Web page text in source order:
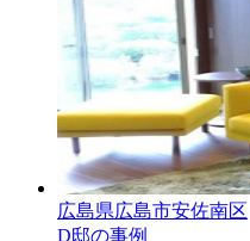
広島県広島市安佐南区
D邸の事例